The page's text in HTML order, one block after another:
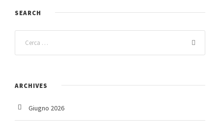
SEARCH
ARCHIVES
Giugno 2026